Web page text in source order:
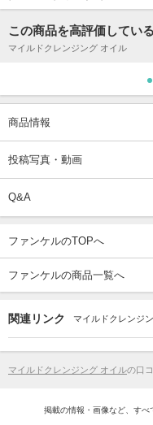
この商品を高評価してい
マイルドクレンジング オイル
商品情報
投稿写真・動画
Q&A
ファンケルのTOPへ
ファンケルの商品一覧へ
関連リンク マイルドクレンジ
マイルドクレンジング オイルの口
掲載の情報・画像など、すべ